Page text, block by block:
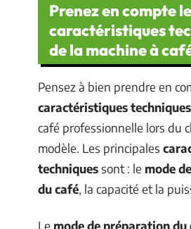
Prenez en compte
caractéristiques
de la machine à
Pensez à bien prendre en
caractéristiques techniques
café professionnelle lors du
modèle. Les principales
techniquessont : le mode
du café, la capacité et la
Le mode de préparation du